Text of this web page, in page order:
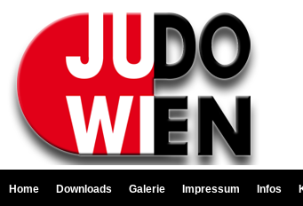
Home Downloads Galerie Impressum Infos